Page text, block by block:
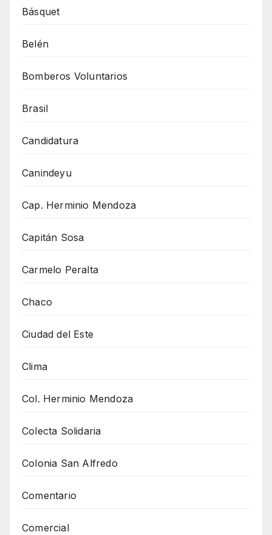
Básquet
Belén
Bomberos Voluntarios
Brasil
Candidatura
Canindeyu
Cap. Herminio Mendoza
Capitán Sosa
Carmelo Peralta
Chaco
Ciudad del Este
Clima
Col. Herminio Mendoza
Colecta Solidaria
Colonia San Alfredo
Comentario
Comercial